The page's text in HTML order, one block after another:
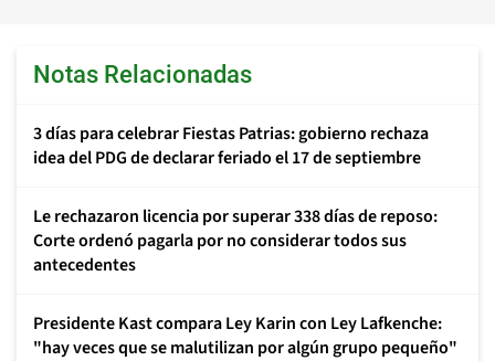
Notas Relacionadas
3 días para celebrar Fiestas Patrias: gobierno rechaza
idea del PDG de declarar feriado el 17 de septiembre
Le rechazaron licencia por superar 338 días de reposo:
Corte ordenó pagarla por no considerar todos sus
antecedentes
Presidente Kast compara Ley Karin con Ley Lafkenche:
"hay veces que se malutilizan por algún grupo pequeño"